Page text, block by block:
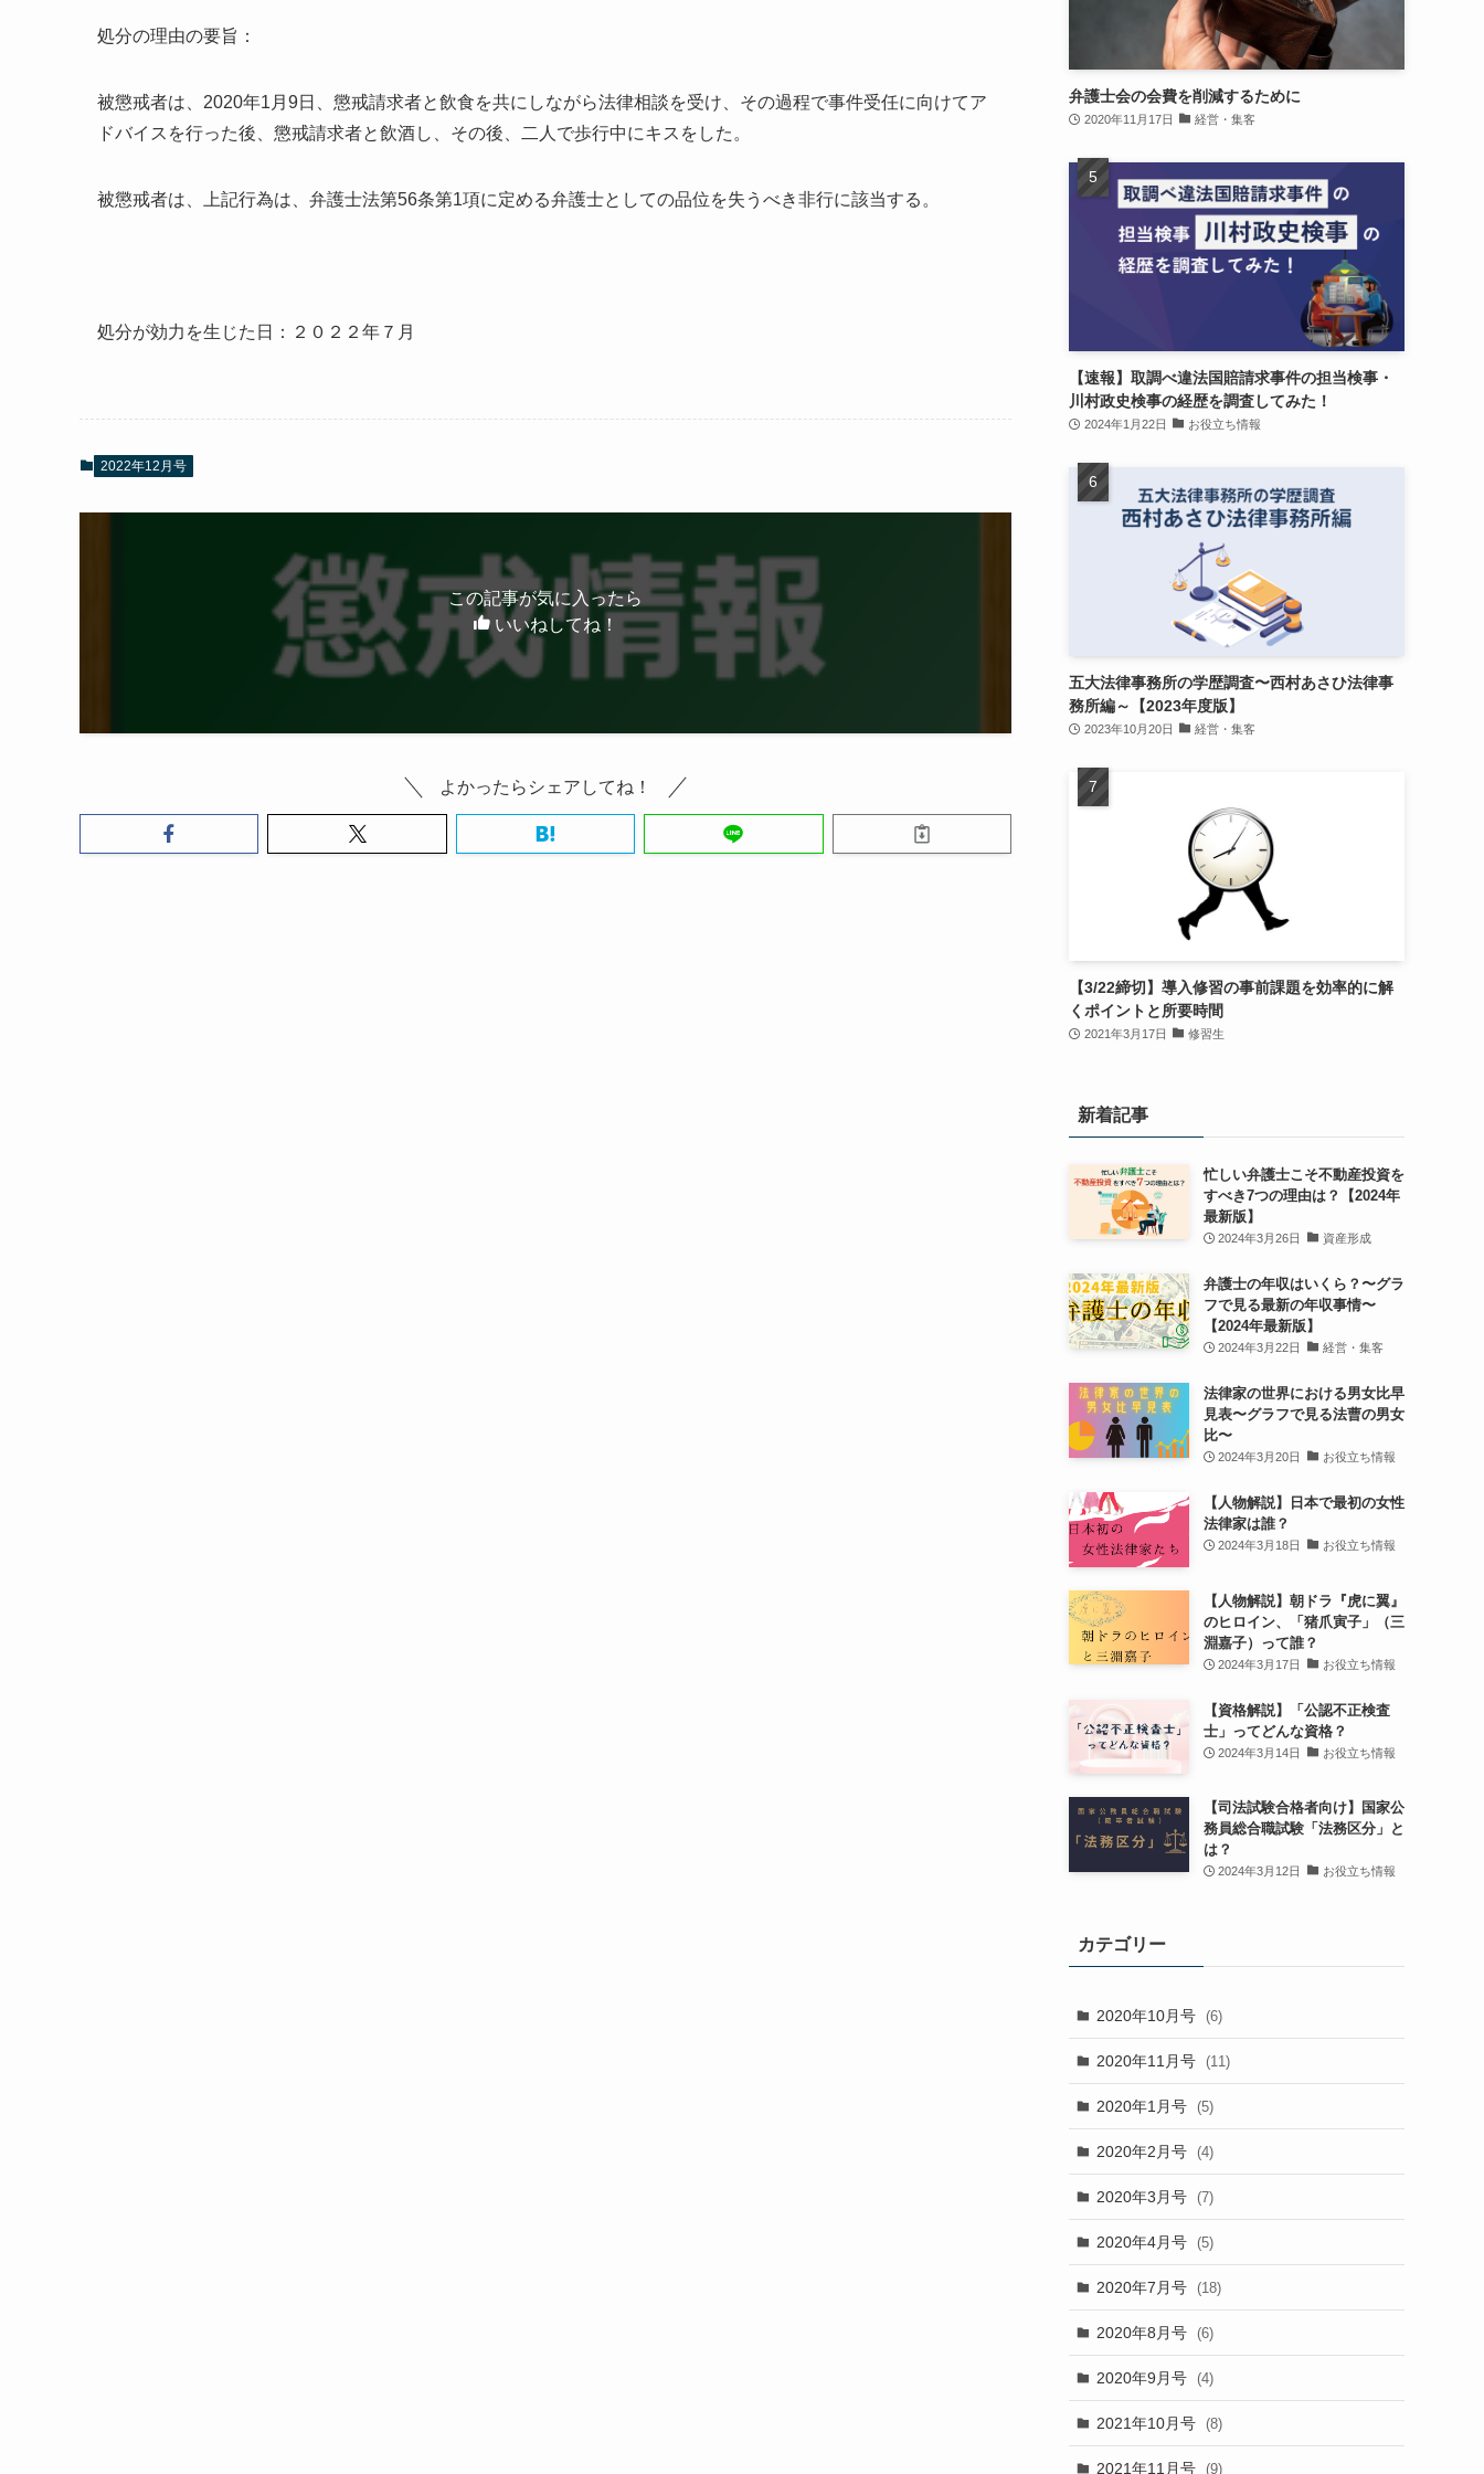
処分の理由の要旨：
被懲戒者は、 2020年1 月 9日、懲戒請求者と飲食を共にしながら法律相談を受け、その過程で事件受任に向けてア
ドバイスを行った後、懲戒請求者と飲酒し、その後、二人で歩行中にキスをした。
被懲戒者は、上記行為は、弁護士法第56条第1項に定める弁護士としての品位を失うべき非行に該当する。
処分が効力を生じた日：２０２２年７月
2022年12月号
この記事が気に入ったら
いいねしてね！
よかったらシェアしてね！
弁護士会の会費を削減するために
2020年11月17日 経営・集客
【速報】取調べ違法国賠請求事件の担当検事・
川村政史検事の経歴を調査してみた！
2024年1月22日 お役立ち情報
五大法律事務所の学歴調査〜西村あさひ法律事
務所編～【2023年度版】
2023年10月20日 経営・集客
【3/22締切】導入修習の事前課題を効率的に解
くポイントと所要時間
2021年3月17日 修習生
新着記事
忙しい弁護士こそ不動産投資を
すべき7つの理由は？【2024年
最新版】
2024年3月26日 資産形成
弁護士の年収はいくら？〜グラ
フで見る最新の年収事情〜
【2024年最新版】
2024年3月22日 経営・集客
法律家の世界における男女比早
見表〜グラフで見る法曹の男女
比〜
2024年3月20日 お役立ち情報
【人物解説】日本で最初の女性
法律家は誰？
2024年3月18日 お役立ち情報
【人物解説】朝ドラ『虎に翼』
のヒロイン、「猪爪寅子」（三
淵嘉子）って誰？
2024年3月17日 お役立ち情報
【資格解説】「公認不正検査
士」ってどんな資格？
2024年3月14日 お役立ち情報
【司法試験合格者向け】国家公
務員総合職試験「法務区分」と
は？
2024年3月12日 お役立ち情報
カテゴリー
2020年10月号 (6)
2020年11月号 (11)
2020年1月号 (5)
2020年2月号 (4)
2020年3月号 (7)
2020年4月号 (5)
2020年7月号 (18)
2020年8月号 (6)
2020年9月号 (4)
2021年10月号 (8)
2021年11月号 (9)